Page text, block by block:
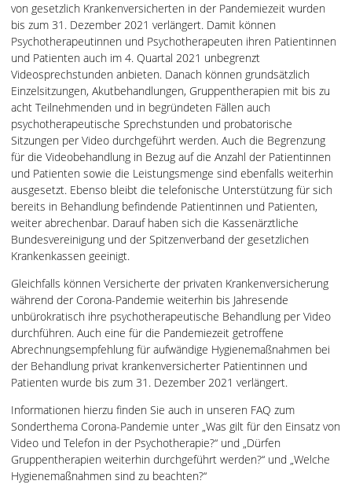
von gesetzlich Krankenversicherten in der Pandemiezeit wurden
bis zum 31. Dezember 2021 verlängert. Damit können
Psychotherapeutinnen und Psychotherapeuten ihren Patientinnen
und Patienten auch im 4. Quartal 2021 unbegrenzt
Videosprechstunden anbieten. Danach können grundsätzlich
Einzelsitzungen, Akutbehandlungen, Gruppentherapien mit bis zu
acht Teilnehmenden und in begründeten Fällen auch
psychotherapeutische Sprechstunden und probatorische
Sitzungen per Video durchgeführt werden. Auch die Begrenzung
für die Videobehandlung in Bezug auf die Anzahl der Patientinnen
und Patienten sowie die Leistungsmenge sind ebenfalls weiterhin
ausgesetzt. Ebenso bleibt die telefonische Unterstützung für sich
bereits in Behandlung befindende Patientinnen und Patienten,
weiter abrechenbar. Darauf haben sich die Kassenärztliche
Bundesvereinigung und der Spitzenverband der gesetzlichen
Krankenkassen geeinigt.
Gleichfalls können Versicherte der privaten Krankenversicherung
während der Corona-Pandemie weiterhin bis Jahresende
unbürokratisch ihre psychotherapeutische Behandlung per Video
durchführen. Auch eine für die Pandemiezeit getroffene
Abrechnungsempfehlung für aufwändige Hygienemaßnahmen bei
der Behandlung privat krankenversicherter Patientinnen und
Patienten wurde bis zum 31. Dezember 2021 verlängert.
Informationen hierzu finden Sie auch in unseren FAQ zum
Sonderthema Corona-Pandemie unter „Was gilt für den Einsatz von
Video und Telefon in der Psychotherapie?“ und „Dürfen
Gruppentherapien weiterhin durchgeführt werden?“ und „Welche
Hygienemaßnahmen sind zu beachten?“